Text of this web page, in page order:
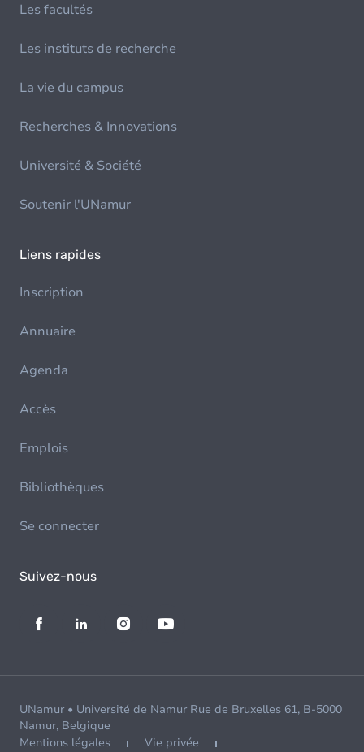
Les facultés
Les instituts de recherche
La vie du campus
Recherches & Innovations
Université & Société
Soutenir l'UNamur
Liens rapides
Inscription
Annuaire
Agenda
Accès
Emplois
Bibliothèques
Se connecter
Suivez-nous
UNamur • Université de Namur Rue de Bruxelles 61, B-5000
Namur, Belgique
Mentions légales
Vie privée